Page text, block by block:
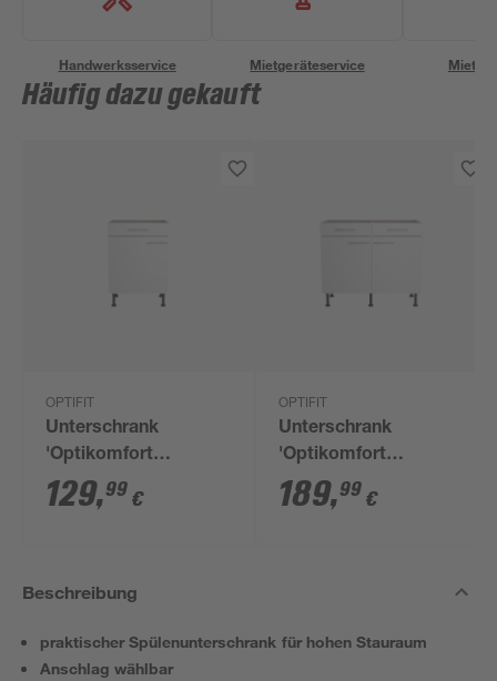
Handwerksservice Mietgeräteservice
Häufig dazu gekauft
OPTIFIT
Unterschrank
'Optikomfort
Bengt932' weiß 60 x
87 x 58,4 cm
129,99 €
OPTIFIT
Unterschrank
'Optikomfort
Bengt932' weiß 100 x
87 x 58,4 cm
189,99 €
Beschreibung
praktischer Spülenunterschrank für hohen Stauraum
Anschlag wählbar